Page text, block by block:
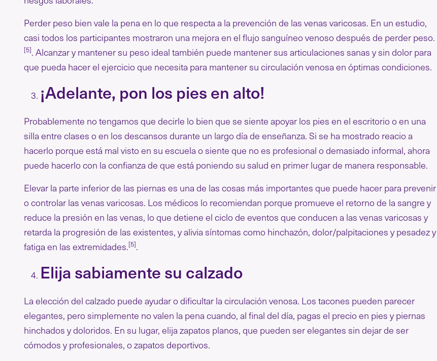
Perder peso bien vale la pena en lo que respecta a la prevención de las venas varicosas. En un estudio,
casi todos los participantes mostraron una mejora en el flujo sanguíneo venoso después de perder peso.
[5]. Alcanzar y mantener su peso ideal también puede mantener sus articulaciones sanas y sin dolor para
que pueda hacer el ejercicio que necesita para mantener su circulación venosa en óptimas condiciones.
¡Adelante, pon los pies en alto!
Probablemente no tengamos que decirle lo bien que se siente apoyar los pies en el escritorio o en una
silla entre clases o en los descansos durante un largo día de enseñanza. Si se ha mostrado reacio a
hacerlo porque está mal visto en su escuela o siente que no es profesional o demasiado informal, ahora
puede hacerlo con la confianza de que está poniendo su salud en primer lugar de manera responsable.
Elevar la parte inferior de las piernas es una de las cosas más importantes que puede hacer para prevenir
o controlar las venas varicosas. Los médicos lo recomiendan porque promueve el retorno de la sangre y
reduce la presión en las venas, lo que detiene el ciclo de eventos que conducen a las venas varicosas y
retarda la progresión de las existentes, y alivia síntomas como hinchazón, dolor/palpitaciones y pesadez y
fatiga en las extremidades.[5].
Elija sabiamente su calzado
La elección del calzado puede ayudar o dificultar la circulación venosa. Los tacones pueden parecer
elegantes, pero simplemente no valen la pena cuando, al final del día, pagas el precio en pies y piernas
hinchados y doloridos. En su lugar, elija zapatos planos, que pueden ser elegantes sin dejar de ser
cómodos y profesionales, o zapatos deportivos.